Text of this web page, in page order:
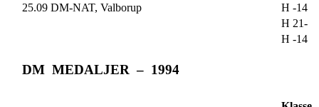
25.09 DM-NAT, Valborup
H -14
H 21-
H -14
DM MEDALJER – 1994